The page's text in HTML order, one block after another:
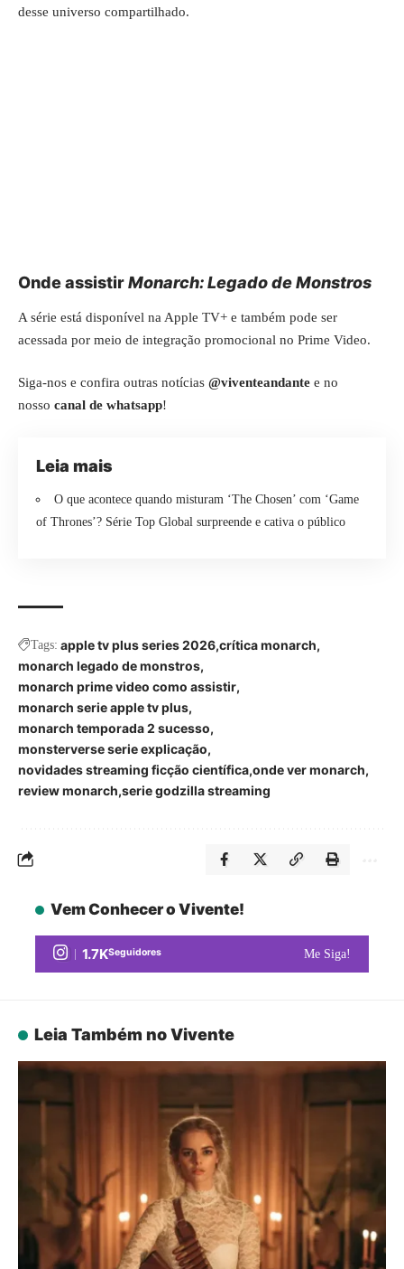
desse universo compartilhado.
Onde assistirMonarch: Legado de Monstros
A série está disponível na Apple TV+ e também pode ser
acessada por meio de integração promocional no Prime Video.
Siga-nos e confira outras notícias @viventeandante e no
nosso canal de whatsapp!
Leia mais
O que acontece quando misturam ‘The Chosen’ com ‘Game
of Thrones’? Série Top Global surpreende e cativa o público
Tags: apple tv plus series 2026 crítica monarch
monarch legado de monstros
monarch prime video como assistir
monarch serie apple tv plus
monarch temporada 2 sucesso
monsterverse serie explicação
novidades streaming ficção científica onde ver monarch
review monarch serie godzilla streaming
Vem Conhecer o Vivente!
1.7KSeguidores Me Siga!
Leia Também no Vivente